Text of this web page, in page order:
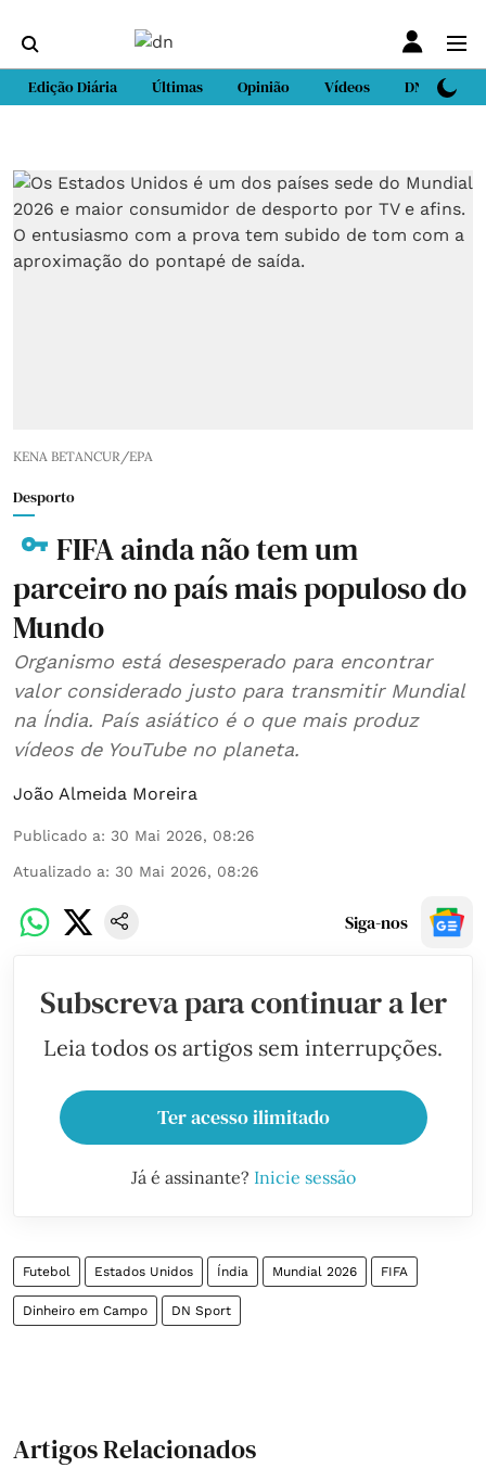
Edição Diária Últimas Opinião Vídeos DN Sport
KENA BETANCUR/EPA
Desporto
FIFA ainda não tem um
parceiro no país mais populoso do
Mundo
Organismo está desesperado para encontrar
valor considerado justo para transmitir Mundial
na Índia. País asiático é o que mais produz
vídeos de YouTube no planeta.
João Almeida Moreira
Publicado a: 30 Mai 2026, 08:26
Atualizado a: 30 Mai 2026, 08:26
Siga-nos
Subscreva para continuar a ler
Leia todos os artigos sem interrupções.
Ter acesso ilimitado
Já é assinante? Inicie sessão
Futebol Estados Unidos Índia Mundial 2026 FIFA
Dinheiro em Campo DN Sport
Artigos Relacionados